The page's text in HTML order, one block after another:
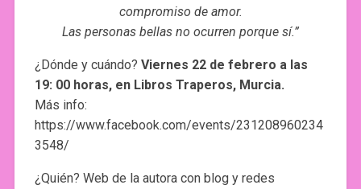
compromiso de amor.
Las personas bellas no ocurren porque sí.”
¿Dónde y cuándo? Viernes 22 de febrero a las
19: 00 horas, en Libros Traperos, Murcia.
Más info:
https://www.facebook.com/events/231208960234
3548/
¿Quién? Web de la autora con blog y redes